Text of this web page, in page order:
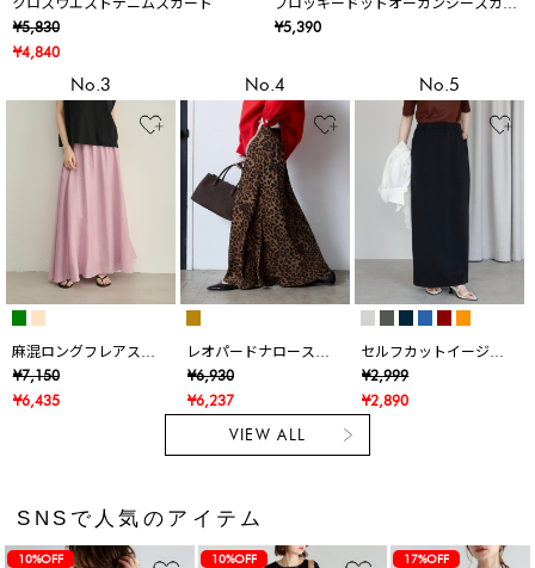
¥5,830
¥4,840
ト
¥5,390
No.3
麻混ロングフレアスカ
ート
¥7,150
¥6,435
No.4
レオパードナロースカ
ート
¥6,930
¥6,237
No.5
セルフカットイージーI
ラインスカート（シー
ズンフリー/ロングスカ
ート/ナロースカート）
¥2,999
¥2,890
VIEW ALL
SNSで人気のアイテム
10%OFF 10%OFF 17%OFF